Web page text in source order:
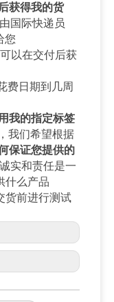
获得我的货
国际快递员
您
以在交付后获
费日期到几周
我的指定标签
我们希望根据
保证您提供的
实和责任是一
什么产品
货前进行测试